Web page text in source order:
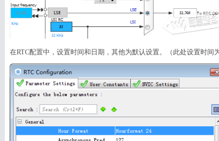
用户
搜索
在RTC配置中，设置时间和日期，其他为默认设置。（此处设置时间